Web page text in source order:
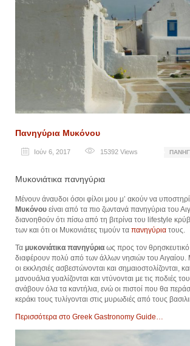
Πανηγύρια Μυκόνου
Ιούν 6, 2017 15392 Views
Μυκονιάτικα πανηγύρια
Μένουν άναυδοι όσοι φίλοι μου μ’ ακούν να
Μυκόνου είναι από τα πιο ζωντανά πανηγύρια του
διανοηθούν ότι πίσω από τη βιτρίνα του lifestyle
των και ότι οι Μυκονιάτες τιμούν τα πανηγύρια τους.
Τα μυκονιάτικα πανηγύρια ως προς τον
διαφέρουν πολύ από των άλλων νησιών του Αιγαίου.
οι εκκλησιές ασβεστώνονται και σημαιοστολίζονται,
μανουάλια γυαλίζονται και ντύνονται με τις ποδιές
ανάβουν όλα τα καντήλια, ενώ οι πιστοί που θα
κεράκι τους τυλίγονται στις μυρωδιές από τους
Περισσότερα στο Greek Gastronomy Guide…